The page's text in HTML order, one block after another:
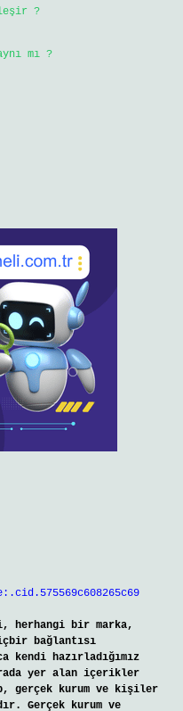
?
mı ?
herhangi bir marka,
bağlantısı
kendi hazırladığımız
yer alan içerikler
gerçek kurum ve kişiler
Gerçek kurum ve